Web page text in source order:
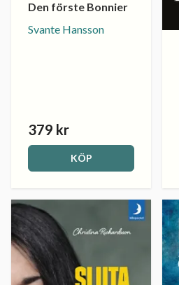
Den förste Bonnier
Svante Hansson
379 kr
KÖP